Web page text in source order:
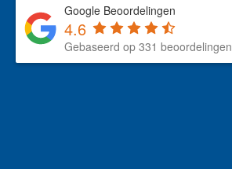
Google Beoordelingen
4.6
Gebaseerd op 331 beoordelingen